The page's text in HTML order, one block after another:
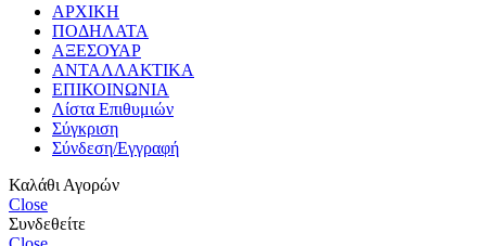
ΑΡΧΙΚΗ
ΠΟΔΗΛΑΤΑ
ΑΞΕΣΟΥΑΡ
ΑΝΤΑΛΛΑΚΤΙΚΑ
ΕΠΙΚΟΙΝΩΝΙΑ
Λίστα Επιθυμιών
Σύγκριση
Σύνδεση/Εγγραφή
Καλάθι Αγορών
Close
Συνδεθείτε